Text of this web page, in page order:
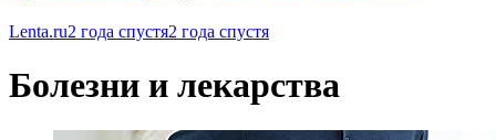
Lenta.ru2 года спустя2 года спустя
Болезни и лекарства